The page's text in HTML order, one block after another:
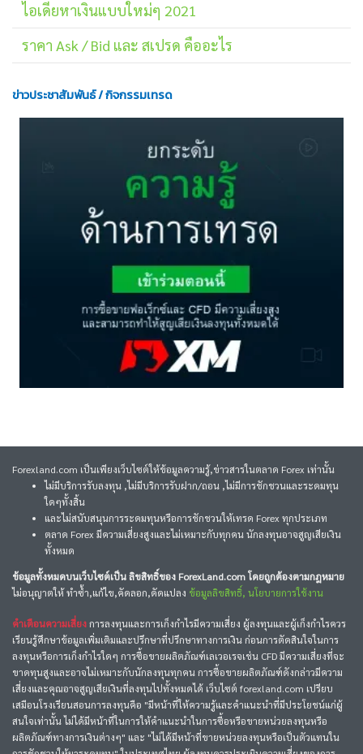
ไอเดียหาเงินแบบใหม่ๆ 2021
ราคา Ask / Bid และ สเปรด คืออะไร
ข่าวประชาสัมพันธ์ / กิจกรรมเทรด
Forexland.com เป็นเพียงเว็บไซต์ให้ข้อมูลความรู้,ข่าวสารในตลาด Forex เท่านั้น
ไม่มีบริการรับลงทุน ,ไม่มีบริการรับฝาก/ถอน ,ไม่มีการชักชวนและระดมทุน
ใดๆทั้งสิ้น
และไม่สนับสนุนการระดมทุนหรือการชักชวนให้เทรด Forex ทุกประเภท
ตลาด Forex มีความเสี่ยงสูงและไม่เหมาะกับทุกคน นักลงทุนอาจสูญเสียเงิน
ทั้งหมด
ข้อมูลทั้งหมดบนเว็บไซต์เป็น ลิขสิทธิ์ของ ForexLand.com โดยถูกต้องตามกฎหมาย
ไม่อนุญาตให้ ทำซ้ำ,แก้ไข,คัดลอก,ดัดแปลง ข้อมูลลิขสิทธิ์, นโยบายการใช้งาน
คำเตือนความเสี่ยงการลงทุนและการเก็งกำไรมีความเสี่ยง ผู้ลงทุนและผู้เก็งกำไรควร
เรียนรู้ศึกษาข้อมูลเพิ่มเติมและปรึกษาที่ปรึกษาทางการเงิน ก่อนการตัดสินใจในการ
ลงทุนหรือการเก็งกำไรใดๆ การซื้อขายผลิตภัณฑ์เลเวอเรจเช่น CFD มีความเสี่ยงที่จะ
ขาดทุนสูงและอาจไม่เหมาะกับนักลงทุนทุกคน การซื้อขายผลิตภัณฑ์ดังกล่าวมีความ
เสี่ยงและคุณอาจสูญเสียเงินที่ลงทุนไปทั้งหมดได้ เว็บไซต์ forexland.com เปรียบ
เสมือนโรงเรียนสอนการลงทุนคือ "มีหน้าที่ให้ความรู้และคำแนะนำที่มีประโยชน์แก่ผู้
สนใจเท่านั้น ไม่ได้มีหน้าที่ในการให้คำแนะนำในการซื้อหรือขายหน่วยลงทุนหรือ
ผลิตภัณฑ์ทางการเงินต่างๆ" และ "ไม่ได้มีหน้าที่ขายหน่วยลงทุนหรือเป็นตัวแทนใน